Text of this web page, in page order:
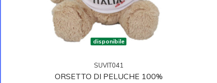
disponibile
SUVIT041
ORSETTO DI PELUCHE 100%